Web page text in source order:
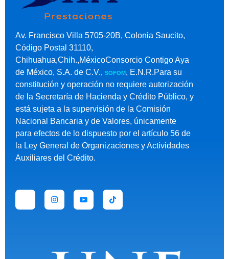
Av. Francisco Villa 5705-20B, Colonia Saucito,
Código Postal 31110,
Chihuahua,Chih.,MéxicoConsorcio Contigo Aya
de México, S.A. de C.V., SOFOM, E.N.R.Para su
constitución y operación no requiere autorización
de la Secretaría de Hacienda y Crédito Público, y
está sujeta a la supervisión de la Comisión
Nacional Bancaria y de Valores, únicamente
para efectos de lo dispuesto por el artículo 56 de
la Ley General de Organizaciones y Actividades
Auxiliares del Crédito.